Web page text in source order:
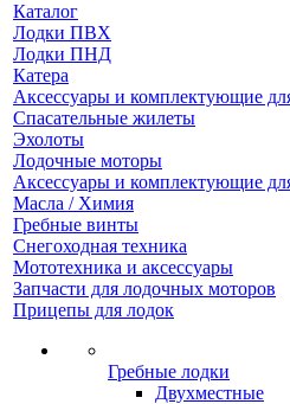
Каталог
Лодки ПВХ
Лодки ПНД
Катера
Аксессуары и комплектующие
Спасательные жилеты
Эхолоты
Лодочные моторы
Аксессуары и комплектующие
Масла / Химия
Гребные винты
Снегоходная техника
Мототехника и аксессуары
Запчасти для лодочных моторов
Прицепы для лодок
Гребные лодки
Двухместные